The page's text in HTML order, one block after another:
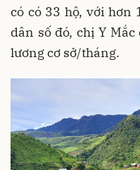
có có 33 hộ, với hơn
dân số đó, chị Y
lương cơ sở/tháng.